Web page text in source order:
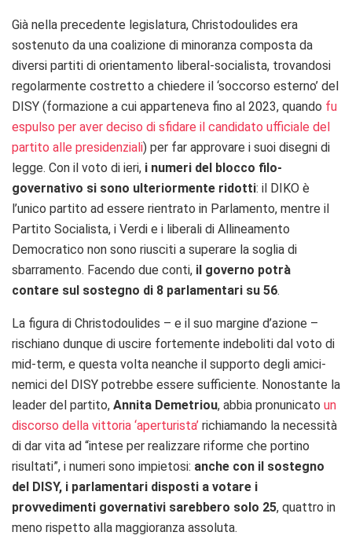
Già nella precedente legislatura, Christodoulides era
sostenuto da una coalizione di minoranza composta da
diversi partiti di orientamento liberal-socialista, trovandosi
regolarmente costretto a chiedere il ‘soccorso esterno’ del
DISY (formazione a cui apparteneva fino al 2023, quando fu
espulso per aver deciso di sfidare il candidato ufficiale del
partito alle presidenziali) per far approvare i suoi disegni di
legge. Con il voto di ieri, i numeri del blocco filo-
governativo si sono ulteriormente ridotti: il DIKO è
l’unico partito ad essere rientrato in Parlamento, mentre il
Partito Socialista, i Verdi e i liberali di Allineamento
Democratico non sono riusciti a superare la soglia di
sbarramento. Facendo due conti, il governo potrà
contare sul sostegno di 8 parlamentari su 56.
La figura di Christodoulides – e il suo margine d’azione –
rischiano dunque di uscire fortemente indeboliti dal voto di
mid-term, e questa volta neanche il supporto degli amici-
nemici del DISY potrebbe essere sufficiente. Nonostante la
leader del partito, Annita Demetriou, abbia pronunicato un
discorso della vittoria ‘aperturista’ richiamando la necessità
di dar vita ad “intese per realizzare riforme che portino
risultati”, i numeri sono impietosi: anche con il sostegno
del DISY, i parlamentari disposti a votare i
provvedimenti governativi sarebbero solo 25, quattro in
meno rispetto alla maggioranza assoluta.